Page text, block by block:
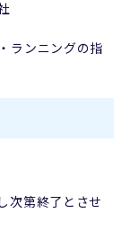
ランニングの指
次第終了とさせ